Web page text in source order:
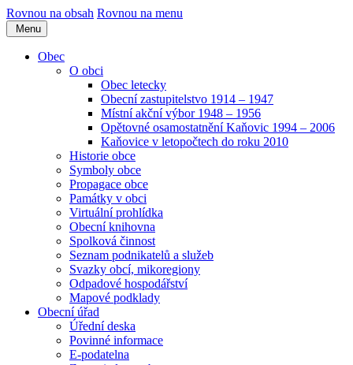
Rovnou na obsah Rovnou na menu
Menu
Obec
O obci
Obec letecky
Obecní zastupitelstvo 1914 – 1947
Místní akční výbor 1948 – 1956
Opětovné osamostatnění Kaňovic 1994 – 2006
Kaňovice v letopočtech do roku 2010
Historie obce
Symboly obce
Propagace obce
Památky v obci
Virtuální prohlídka
Obecní knihovna
Spolková činnost
Seznam podnikatelů a služeb
Svazky obcí, mikoregiony
Odpadové hospodářství
Mapové podklady
Obecní úřad
Úřední deska
Povinné informace
E-podatelna